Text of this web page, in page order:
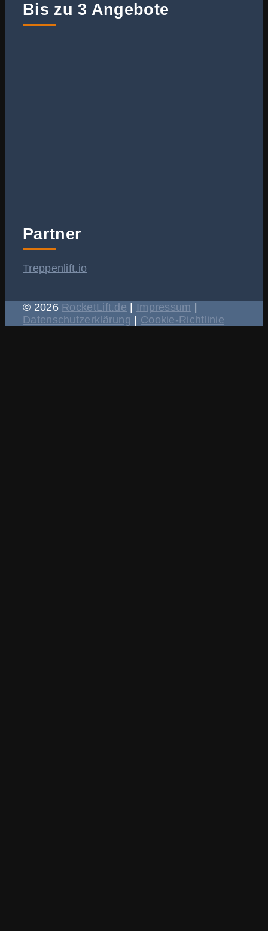
Bis zu 3 Angebote
Partner
Treppenlift.io
© 2026 RocketLift.de Impressum
Datenschutzerklärung
Cookie-Richtlinie